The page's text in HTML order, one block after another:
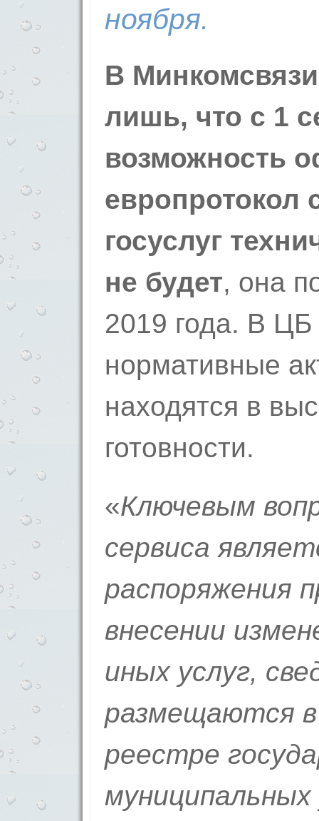
ноября.
В
лишь, что с 1
возможность
европротокол
госуслуг
не будет, она
2019 года. В ЦБ
нормативные
находятся в
готовности.
«Ключевым
сервиса
распоряжения
внесении
иных услуг,
размещаются
реестре
муниципальных